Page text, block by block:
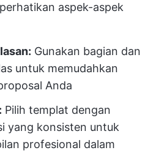
aspek-aspek
Gunakan bagian dan
untuk memudahkan
Anda
Pilih templat dengan
yang konsisten untuk
profesional dalam